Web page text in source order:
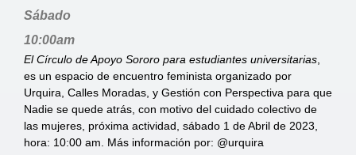
Sábado
10:00am
El Círculo de Apoyo Sororo para estudiantes universitarias,
es un espacio de encuentro feminista organizado por
Urquira, Calles Moradas, y Gestión con Perspectiva para que
Nadie se quede atrás, con motivo del cuidado colectivo de
las mujeres, próxima actividad, sábado 1 de Abril de 2023,
hora: 10:00 am. Más información por: @urquira